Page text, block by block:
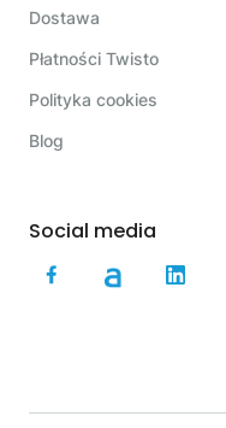
Dostawa
Płatności Twisto
Polityka cookies
Blog
Social media